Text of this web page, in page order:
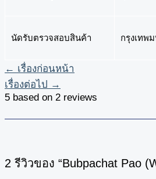
นัดรับตรวจสอบสินค้า กรุงเทพ
← เรื่องก่อนหน้า
เรื่องต่อไป →
5 based on 2 reviews
2 รีวิวของ “Bubpachat Pao